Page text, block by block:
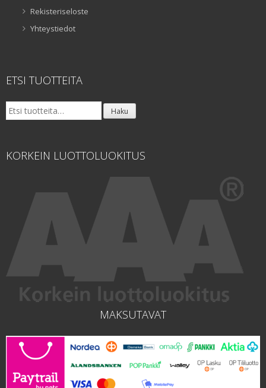
Rekisteriseloste
Yhteystiedot
ETSI TUOTTEITA
Etsi: Haku
KORKEIN LUOTTOLUOKITUS
MAKSUTAVAT